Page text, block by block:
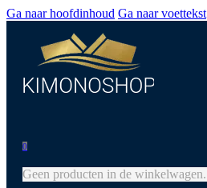
Ga naar hoofdinhoud Ga naar voettekst
0
Geen producten in de winkelwagen.